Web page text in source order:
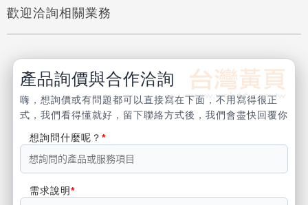
歡迎洽詢相關業務
產品詢價與合作洽詢
嗨，想詢價或有問題都可以直接寫在下面，不用寫得很正
式，我們看得懂就好，留下聯絡方式後，我們會盡快回覆你
想詢問什麼呢？
需求說明